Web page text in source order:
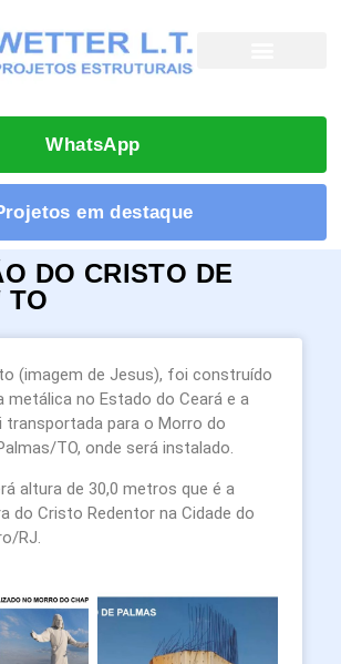
WhatsApp
em destaque
DO CRISTO DE
TO
(imagem de Jesus), foi construído
metálica no Estado do Ceará e a
para o Morro do
TO, onde será instalado.
altura de 30,0 metros que é a
do Cristo Redentor na Cidade do
RJ.